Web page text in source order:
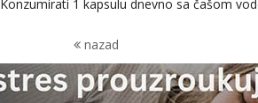
Konzumirati 1 kapsulu dnevno sa čašom
nazad